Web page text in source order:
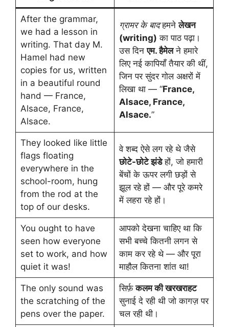
After the grammar,
we had a lesson in
writing. That day M.
Hamel had new
copies for us, written
in a beautiful round
hand — France,
Alsace, France,
Alsace.
ग्रामर के बादहमनेलेखन
(writing) का पाठ पढ़ा।
उस दिनएम. हैमेलने हमारे
लिए नई कापियाँ तैयार की थीं,
जिन पर सुंदर गोल अक्षरों में
लिखा था — “France,
Alsace, France,
Alsace.”
They looked like little
flags floating
everywhere in the
school-room, hung
from the rod at the
top of our desks.
वे शब्द ऐसे लग रहे थे जैसे
छोटे-छोटे झंडेहों, जो हमारी
बेंचों के ऊपर लगी छड़ों से
झूल रहे हों — और पूरे कमरे
में लहरा रहे हों।
You ought to have
seen how everyone
set to work, and how
quiet it was!
आपको देखना चाहिए था कि
सभी बच्चे कितनी लगन से
काम कर रहे थे — और पूरा
माहौल कितना शांत था!
The only sound was
the scratching of the
pens over the paper.
सिर्फ़कलम की खरखराहट
सुनाई दे रही थी जो कागज़ पर
चल रही थी।